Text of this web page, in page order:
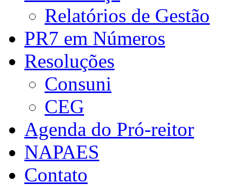
Relatórios de Gestão
PR7 em Números
Resoluções
Consuni
CEG
Agenda do Pró-reitor
NAPAES
Contato